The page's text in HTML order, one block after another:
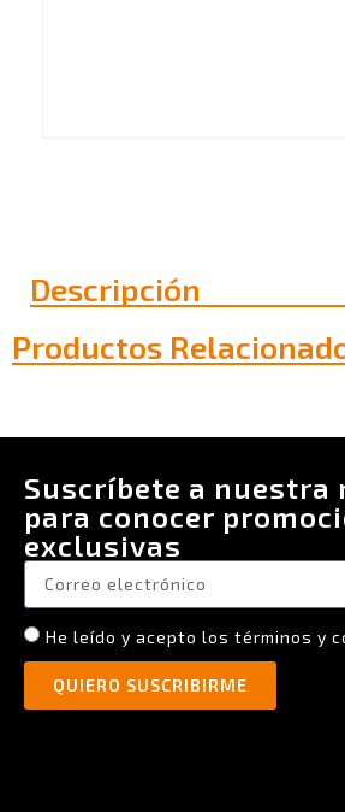
Descripción
Productos
Suscríbete a
para conocer
exclusivas
He leído y acepto los términos y
QUIERO SUSCRIBIRME